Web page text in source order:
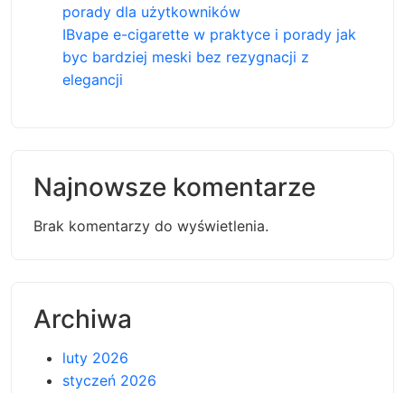
porady dla użytkowników
IBvape e-cigarette w praktyce i porady jak
byc bardziej meski bez rezygnacji z
elegancji
Najnowsze komentarze
Brak komentarzy do wyświetlenia.
Archiwa
luty 2026
styczeń 2026